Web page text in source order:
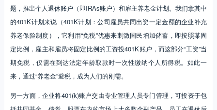
题，推出个人退休账户（即IRAs账户）和雇主养老金计划。我们拿其中
的401K计划来说（401K计划：公司雇员共同出资一定金额的企业补充
养老保险制度），它利用“免税”优惠来刺激国民增加储蓄，即按照某固
定比例，雇主和雇员将固定比例的工资投401K账户，而这部分“工资”当
期免税，仅需在到达法定年龄取款时一次性缴纳个人所得税。如此一
来，通过“养老金”避税，成为人们的刚需。
另一方面，企业将401(k)账户交由专业管理人员专门管理，可投资于包